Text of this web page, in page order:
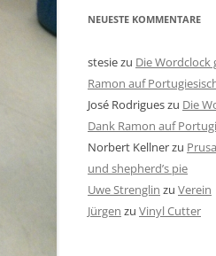
NEUESTE KOMMENTARE
stesiezu Die Wordclock
Ramon auf
José Rodrigueszu Die
Dank Ramon auf
Norbert Kellnerzu
und shepherd’s pie
Uwe Strenglin zu Verein
Jürgen zu Vinyl Cutter